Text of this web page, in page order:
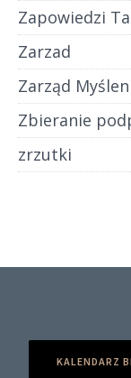
Zapowiedzi
Zarzad
Zarząd
Zbieranie
zrzutki
KALENDARZ